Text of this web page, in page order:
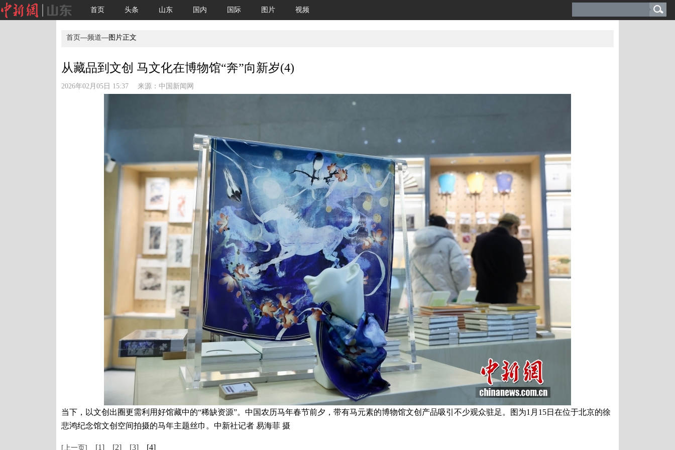
首页 头条 山东 国内 国际 图片 视频
首页—频道—图片正文
从藏品到文创 马文化在博物馆“奔”向新岁(4)
2026年02月05日 15:37 来源： 中国新闻网
当下，以文创出圈更需利用好馆藏中的“稀缺资源”。中国农历马年春节前夕，带有马元素的博物馆文创产品吸引不少观众驻足。图为1月15日在位于北京的徐
悲鸿纪念馆文创空间拍摄的马年主题丝巾。中新社记者 易海菲 摄
[上一页] [1] [2] [3] [4]